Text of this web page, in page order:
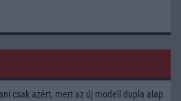
csak azért, mert az új modell dupla alap